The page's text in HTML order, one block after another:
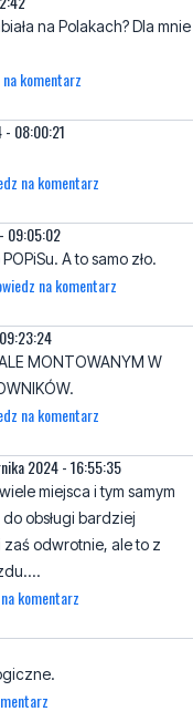
na Polakach? Dla mnie
komentarz
08:00:21
na komentarz
09:05:02
A to samo zło.
na komentarz
MONTOWANYM W
na komentarz
2024 - 16:55:35
miejsca i tym samym
obsługi bardziej
odwrotnie, ale to z
komentarz